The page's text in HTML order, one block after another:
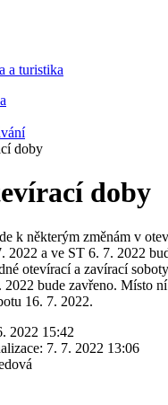
a turistika
doby
doby
k některým změnám v
2022 a ve ST 6. 7. 2022
otevírací a zavírací
2022 bude zavřeno. Místo
16. 7. 2022.
2022 15:42
7. 7. 2022 13:06